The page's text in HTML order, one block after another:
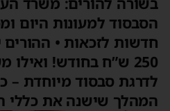
הסבסוד למעונות היום
חדשות לזכאות •
250 ש”ח בחודש!
לדרגת סבסוד מיוחדת –
המהלך שישנה את